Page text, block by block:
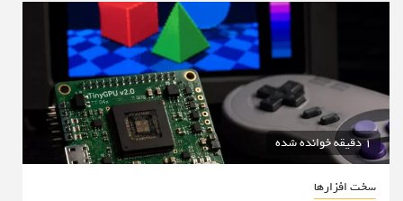
1 دقیقه خوانده شده
سخت افزارها